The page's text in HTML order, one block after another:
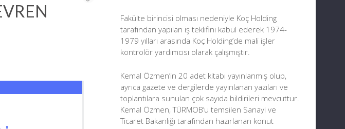
Fakülte birincisi olması nedeniyle Koç Holding
tarafından yapılan iş teklifini kabul ederek 1974-
1979 yılları arasında Koç Holding’de mali işler
kontrolör yardımcısı olarak çalışmıştır.
Kemal Özmen’in 20 adet kitabı yayınlanmış olup,
ayrıca gazete ve dergilerde yayınlanan yazıları ve
toplantılara sunulan çok sayıda bildirileri mevcuttur.
Kemal Özmen, TÜRMOB’u temsilen Sanayi ve
Ticaret Bakanlığı tarafından hazırlanan konut